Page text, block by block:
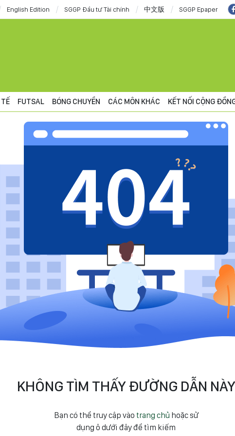
English Edition SGGP Đầu tư Tài chính 中文版 SGGP Epaper
FUTSAL BÓNG CHUYỀN CÁC MÔN KHÁC KẾT NỐI CỘNG
KHÔNG TÌM THẤY ĐƯỜNG DẪN NÀY
Bạn có thể truy cập vào trang chủ hoặc sử
dụng ô dưới đây để tìm kiếm